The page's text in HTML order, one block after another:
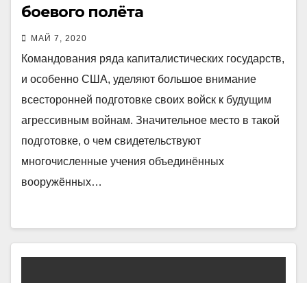
боевого полёта
МАЙ 7, 2020
Командования ряда капиталистических государств,
и особенно США, уделяют большое внимание
всесторонней подготовке своих войск к будущим
агрессивным войнам. Значительное место в такой
подготовке, о чем свидетельствуют
многочисленные учения объединённых
вооружённых…